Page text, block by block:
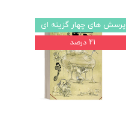
پرسش های چهار گزینه ای
۲۱ درصد